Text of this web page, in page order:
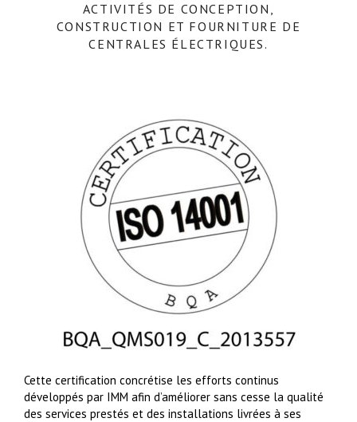
ACTIVITÉS DE CONCEPTION,
CONSTRUCTION ET FOURNITURE DE
CENTRALES ÉLECTRIQUES.
Cette certification concrétise les efforts continus
développés par IMM afin d’améliorer sans cesse la qualité
des services prestés et des installations livrées à ses